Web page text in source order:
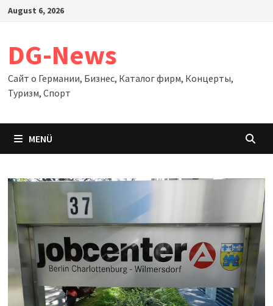
Zum
August 6, 2026
DG-News
Сайт о Германии, Бизнес, Каталог фирм, Концерты,
Туризм, Спорт
MENÜ